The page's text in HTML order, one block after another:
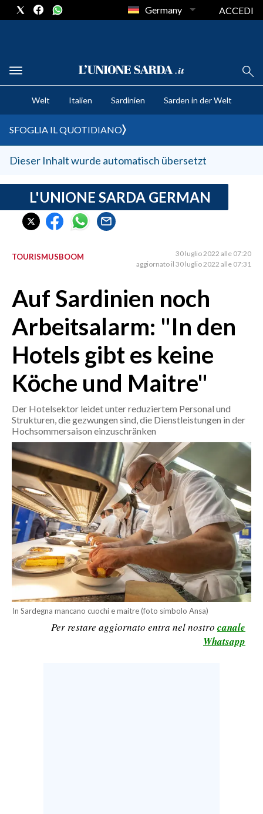
CRONACA SARDEGNA
CAGLIARI
SULCIS IGLESIENTE
MEDIO CAMPIDANO
SASSARI E PROVINCIA
GALLURA
NUORO E PROVINCIA
AGENDA
CRONACA
ITALIA
MONDO
POLITICA
ECONOMIA
SERVIZI ALLE IMPRESE
LAVORO
SPORT IN SARDEGNA
SPORT
RISULTATI E CLASSIFICHE
CALCIO
CALCIO REGIONALE
BASKET
MOTORI
Germany ACCEDI
Welt Italien Sardinien Sarden in der Welt
SFOGLIA IL QUOTIDIANO
Dieser Inhalt wurde automatisch übersetzt
L'UNIONE SARDA GERMAN
TOURISMUSBOOM
30 luglio 2022 alle 07:20
aggiornato il 30 luglio 2022 alle 07:31
Auf Sardinien noch
Arbeitsalarm: "In den
Hotels gibt es keine
Köche und Maitre"
Der Hotelsektor leidet unter reduziertem Personal und
Strukturen, die gezwungen sind, die Dienstleistungen in der
Hochsommersaison einzuschränken
In Sardegna mancano cuochi e maitre (foto simbolo Ansa)
Per restare aggiornato entra nel nostro canale
Whatsapp